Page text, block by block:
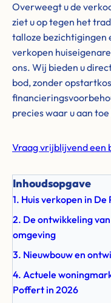
Overweegt u de
ziet u op tegen het
talloze bezichtigingen
verkopen
ons. Wij bieden u
bod, zonder
precies waar u aan
Vraag vrijblijvend een
Inhoudsopgave
1. Huis verkopen in
2. De ontwikkeling
omgeving
3. Nieuwbouw en
4. Actuele
Poffert in 2026